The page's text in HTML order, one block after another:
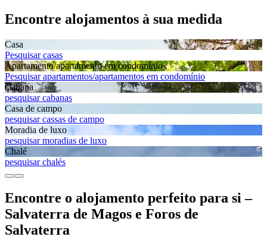
Encontre alojamentos à sua medida
Casa
Pesquisar casas
Apartamento/apartamento em condomínio
Pesquisar apartamentos/apartamentos em condomínio
Cabana
pesquisar cabanas
Casa de campo
pesquisar cassas de campo
Moradia de luxo
pesquisar moradias de luxo
Chalé
pesquisar chalés
Encontre o alojamento perfeito para si –
Salvaterra de Magos e Foros de
Salvaterra